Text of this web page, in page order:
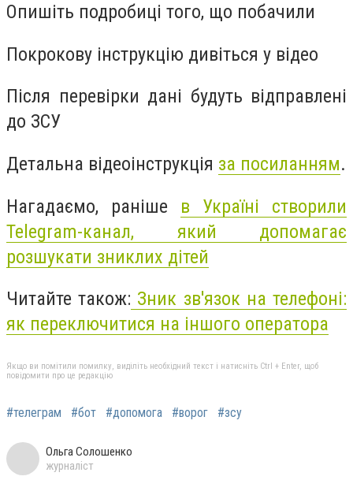
Опишіть подробиці того, що побачили
Покрокову інструкцію дивіться у відео
Після перевірки дані будуть відправлені
до ЗСУ
Детальна відеоінструкція за посиланням.
Нагадаємо, раніше в Україні створили
Telegram-канал, який допомагає
розшукати зниклих дітей
Читайте також: Зник зв'язок на телефоні:
як переключитися на іншого оператора
Якщо ви помітили помилку, виділіть необхідний текст і натисніть Ctrl + Enter, щоб
повідомити про це редакцію
#телеграм #бот #допомога #ворог #зсу
Ольга Солошенко
журналіст